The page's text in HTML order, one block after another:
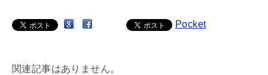
Pocket
関連記事はありません。